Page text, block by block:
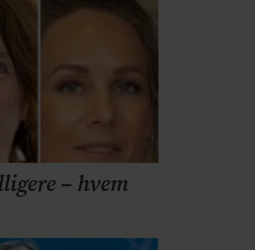
– hvem